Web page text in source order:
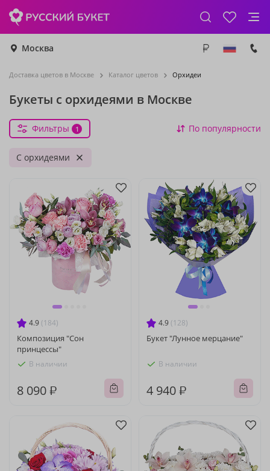
Москва
Доставка цветов в Москве Каталог цветов Орхидеи
Букеты с орхидеями в Москве
Фильтры 1 По популярности
С орхидеями
4.9 (184)
Композиция "Сон
принцессы"
В наличии
8 090 ₽
4.9 (128)
Букет "Лунное мерцание"
В наличии
4 940 ₽